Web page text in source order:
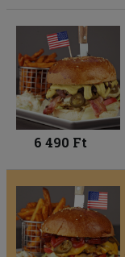
6 490 Ft